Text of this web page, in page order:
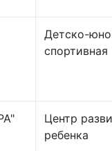
Детско-
Центр
ребенка